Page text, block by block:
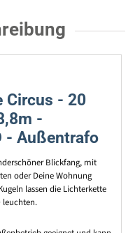
Circus - 20
-
- Außentrafo
Blickfang, mit
oder Deine Wohnung
lassen die Lichterkette
leuchten.